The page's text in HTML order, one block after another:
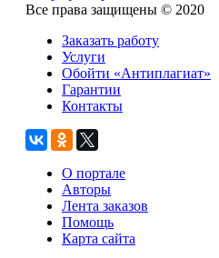
Все права защищены © 2020
Заказать работу
Услуги
Обойти «Антиплагиат»
Гарантии
Контакты
О портале
Авторы
Лента заказов
Помощь
Карта сайта